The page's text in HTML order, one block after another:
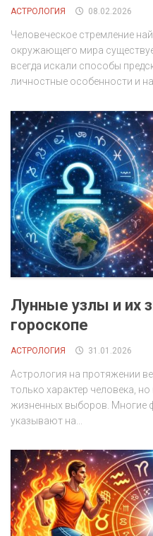
АСТРОЛОГИЯ 08.02.2026
Человеческое стремление
окружающего мира
всегда искали способы
личностные особенности и
Лунные узлы и их
гороскопе
АСТРОЛОГИЯ 31.01.2026
Астрология на протяжении
только характер человека,
жизненных выборов. Многие
указывают на...